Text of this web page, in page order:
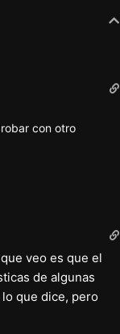
todas las
0.53e.
de
con otro
veo es que el
de algunas
que dice, pero